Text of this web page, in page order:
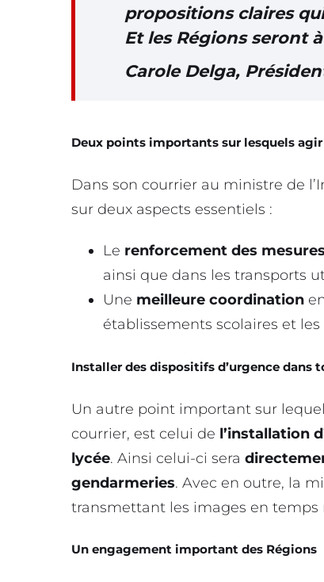
propositions claires
Et les Régions seront
Carole Delga,
Deux points importants sur lesquels agir
Dans son courrier au ministre de
sur deux aspects essentiels :
Le renforcement des
ainsi que dans les transports
Une meilleure coordination
établissements scolaires et
Installer des dispositifs d’urgence dans
Un autre point important sur
courrier, est celui de l’installation
lycée. Ainsi celui-ci sera
gendarmeries. Avec en outre, la
transmettant les images en temps
Un engagement important des Régions